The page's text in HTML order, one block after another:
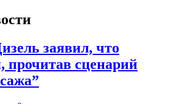
заявил, что
прочитав сценарий